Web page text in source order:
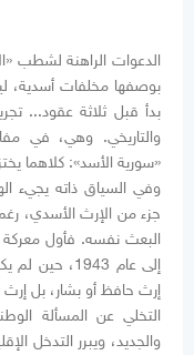
الدعوات الراهنة لشطب
بوصفها مخلفات أسدية،
بدأ قبل ثلاثة عقود...
والتاريخي. وهي، في
«سورية الأسد»: كلاهما
وفي السياق ذاته يجيء
جزء من الإرث الأسدي،
البعث نفسه. فأول معركة
إلى عام
إرث حافظ أو بشار، بل
التخلي عن المسألة
والجديد، ويبرر التدخل